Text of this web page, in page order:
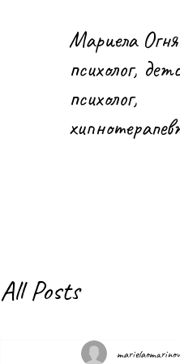
Мариела
психолог,
психолог,
All Posts